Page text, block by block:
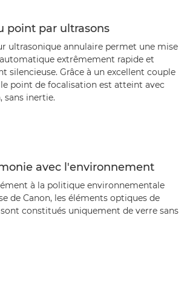
point par ultrasons
ultrasonique annulaire permet une mise
extrêmement rapide et
silencieuse. Grâce à un excellent couple
point de focalisation est atteint avec
sans inertie.
avec l'environnement
à la politique environnementale
de Canon, les éléments optiques de
constitués uniquement de verre sans